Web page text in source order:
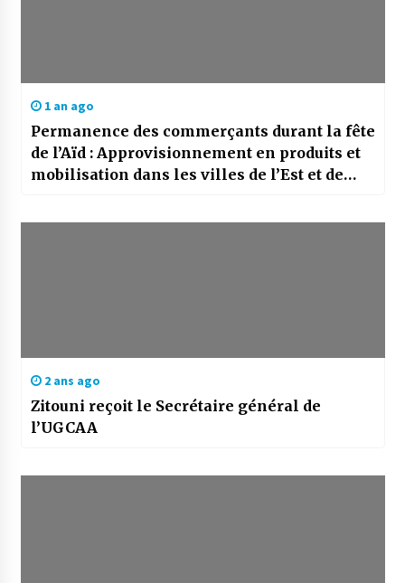
1 an ago
Permanence des commerçants durant la fête
de l’Aïd : Approvisionnement en produits et
mobilisation dans les villes de l’Est et de
2 ans ago
Zitouni reçoit le Secrétaire général de
l’UGCAA